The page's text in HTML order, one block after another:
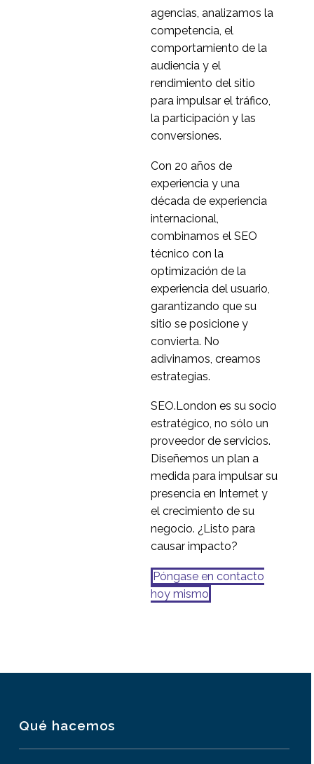
faciales mientras se
investigación de diseño
móvil con Zoom
0
malentendidos
culturales en los
4
Cómo la investigación
por descubrimiento le
ahorra tiempo y dinero2
12 de mayo de 2021
generativa de la
experiencia del usuario:
cómo trasladar el
conocimiento de los
descubrimientos al
3
Decidir dónde invertir
en investigación de
diseño a medida que se
internacionalmente
4
Cómo manejar la
automática en la
investigación del
0
Por qué las sesiones
piloto son aún más
valiosas para la
internacional del diseño
0
Escuchar a sus clientes
- Investigación del
transformación digital
0
30 de septiembre de
agencias, analizamos la
competencia, el
comportamiento de la
audiencia y el
rendimiento del sitio
para impulsar el tráfico,
la participación y las
conversiones.
Con 20 años de
experiencia y una
década de experiencia
internacional,
combinamos el SEO
técnico con la
optimización de la
experiencia del usuario,
garantizando que su
sitio se posicione y
convierta. No
adivinamos, creamos
estrategias.
SEO.London es su socio
estratégico, no sólo un
proveedor de servicios.
Diseñemos un plan a
medida para impulsar su
presencia en Internet y
el crecimiento de su
negocio. ¿Listo para
causar impacto?
Póngase en contacto
hoy mismo
Qué hacemos